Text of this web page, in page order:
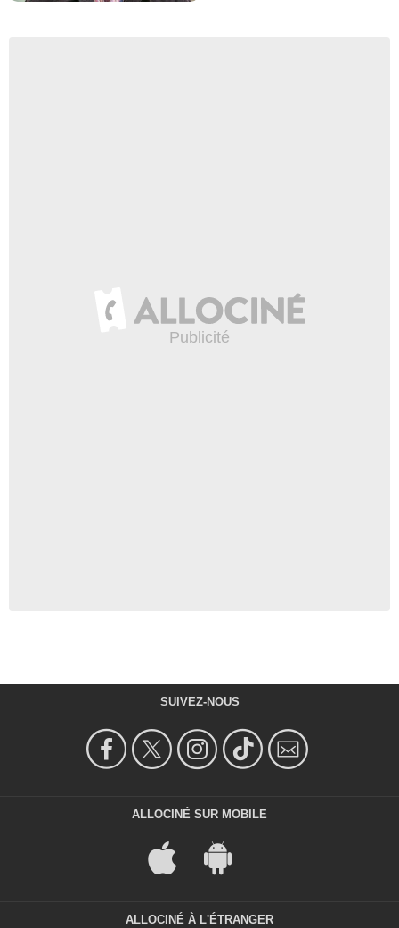
SUIVEZ-NOUS
ALLOCINÉ SUR MOBILE
ALLOCINÉ À L'ÉTRANGER